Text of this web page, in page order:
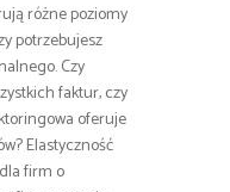
różne poziomy
potrzebujesz
Czy
faktur, czy
oferuje
Elastyczność
firm o